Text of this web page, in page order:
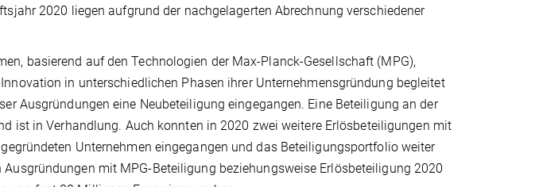
2020 liegen aufgrund der nachgelagerten Abrechnung verschiedener
basierend auf den Technologien der Max-Planck-Gesellschaft (MPG),
in unterschiedlichen Phasen ihrer Unternehmensgründung begleitet
Ausgründungen eine Neubeteiligung eingegangen. Eine Beteiligung an der
ist in Verhandlung. Auch konnten in 2020 zwei weitere Erlösbeteiligungen mit
Unternehmen eingegangen und das Beteiligungsportfolio weiter
mit MPG-Beteiligung beziehungsweise Erlösbeteiligung 2020